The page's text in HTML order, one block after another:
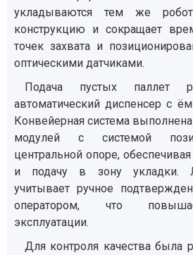
укладываются тем же
конструкцию и сокращает
точек захвата и
оптическими датчиками.
Подача пустых паллет
автоматический диспенсер с
Конвейерная система
модулей с системой
центральной опоре,
и подачу в зону укладки.
учитывает ручное
оператором, что
эксплуатации.
Для контроля качества была